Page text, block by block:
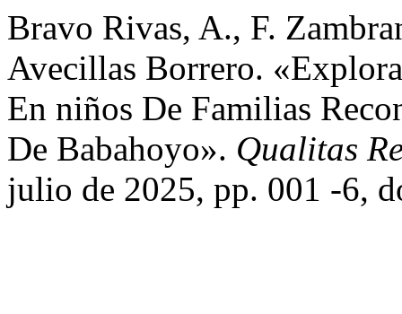
Bravo Rivas, A., F.
Avecillas Borrero.
En niños De Familias
De Babahoyo». Qualitas
julio de 2025, pp. 001 -6,